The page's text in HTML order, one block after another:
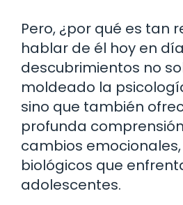
Pero, ¿por qué es tan
hablar de él hoy en
descubrimientos no
moldeado la
sino que también
profunda
cambios
biológicos que
adolescentes.